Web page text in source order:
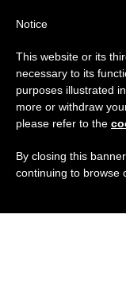
Notice
This website or its
necessary to its
purposes illustrated
more or withdraw
please refer to the
By closing this
continuing to browse